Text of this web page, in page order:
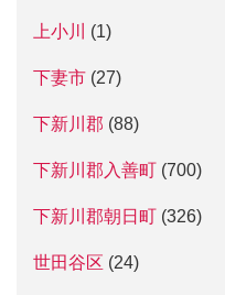
上小川 (1)
下妻市 (27)
下新川郡 (88)
下新川郡入善町 (700)
下新川郡朝日町 (326)
世田谷区 (24)